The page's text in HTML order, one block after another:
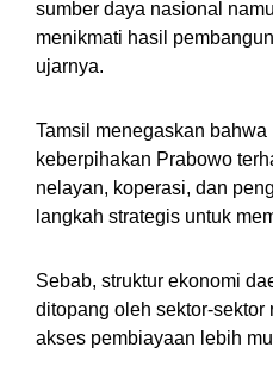
sumber daya nasional
menikmati hasil
ujarnya.
Tamsil menegaskan
keberpihakan Prabowo
nelayan, koperasi, dan
langkah strategis untuk
Sebab, struktur ekonomi
ditopang oleh sektor-sektor
akses pembiayaan lebih